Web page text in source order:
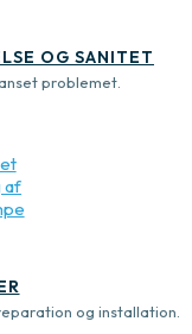
OG SANITET
problemet.
og installation.